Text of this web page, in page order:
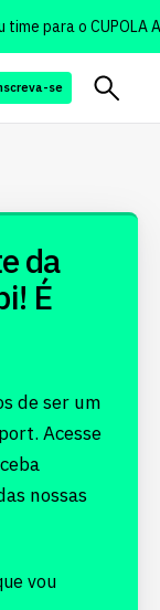
time para o CUPOLA
se
da
É
de ser um
Acesse
nossas
vou